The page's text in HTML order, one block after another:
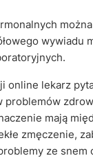
wywiadu
online lekarz
problemów
mają
zmęczenie,
ze snem